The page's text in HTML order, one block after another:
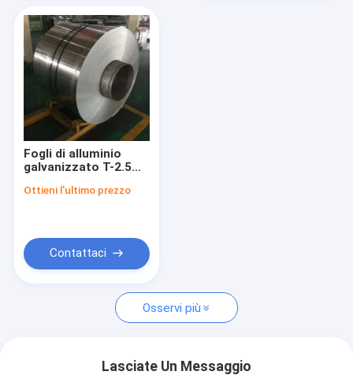
Fogli di alluminio
galvanizzato T-2.5
laminatura a freddo e
Ottieni l'ultimo prezzo
Contattaci
Osservi più
Lasciate Un Messaggio